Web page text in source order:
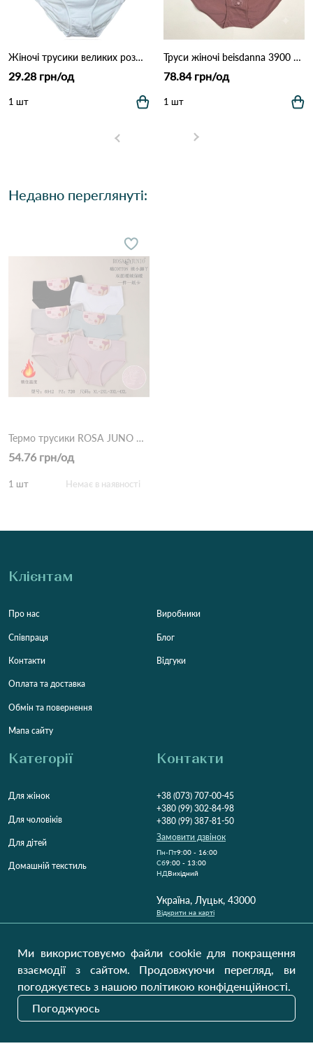
Жіночі трусики великих розмірів MAD01 (4XL–7XL) 7F Різні кольори
29.28 грн/од
1 шт
Труси жіночі beisdanna 3900 10д Різні кольори
78.84 грн/од
1 шт
Недавно переглянуті:
Термо трусики ROSA JUNO CZ6942 11Д Різні кольори
54.76 грн/од
1 шт Немає в наявності
Клієнтам
Про нас
Співпраця
Контакти
Оплата та доставка
Обмін та повернення
Мапа сайту
Виробники
Блог
Відгуки
Категорії
Для жінок
Для чоловіків
Для дітей
Домашній текстиль
Контакти
+38 (073) 707-00-45
+380 (99) 302-84-98
+380 (99) 387-81-50
Замовити дзвінок
Пн-Пт9:00 - 16:00
Cб9:00 - 13:00
НДВихідний
Україна, Луцьк, 43000
Відкрити на карті
Надіслати
Ми використовуємо файли cookie для покращення
взаємодії з сайтом. Продовжуючи перегляд, ви
погоджуєтесь з нашою політикою конфіденційності.
Погоджуюсь